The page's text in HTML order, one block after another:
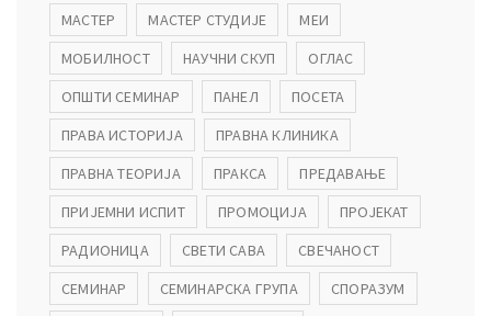
МАСТЕР
МАСТЕР СТУДИЈЕ
МЕИ
МОБИЛНОСТ
НАУЧНИ СКУП
ОГЛАС
ОПШТИ СЕМИНАР
ПАНЕЛ
ПОСЕТА
ПРАВА ИСТОРИЈА
ПРАВНА КЛИНИКА
ПРАВНА ТЕОРИЈА
ПРАКСА
ПРЕДАВАЊЕ
ПРИЈЕМНИ ИСПИТ
ПРОМОЦИЈА
ПРОЈЕКАТ
РАДИОНИЦА
СВЕТИ САВА
СВЕЧАНОСТ
СЕМИНАР
СЕМИНАРСКА ГРУПА
СПОРАЗУМ